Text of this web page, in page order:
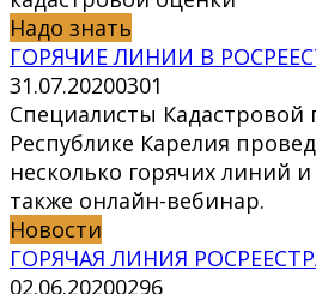
Надо знать
ГОРЯЧИЕ ЛИНИИ В
31.07.20200301
Специалисты Кадастровой
Республике Карелия
несколько горячих линий
также онлайн-вебинар.
Новости
ГОРЯЧАЯ ЛИНИЯ
02.06.20200296